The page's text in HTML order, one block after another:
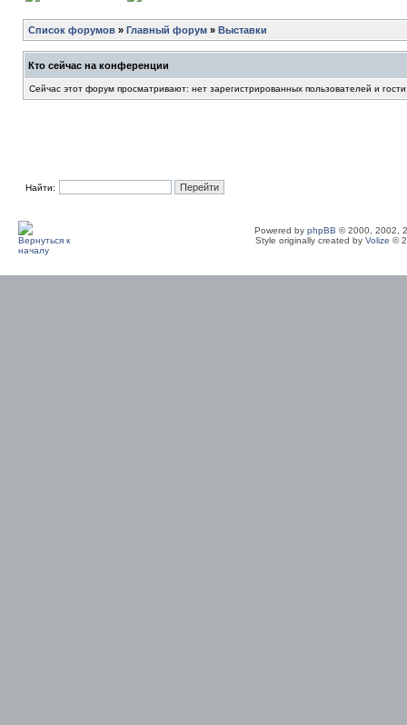
Список форумов » Главный форум » Выставки
Кто сейчас на конференции
Сейчас этот форум просматривают: нет зарегистрированных пользователей и
Найти:
Powered by phpBB © 2000, 2002,
Style originally created by Volize ©